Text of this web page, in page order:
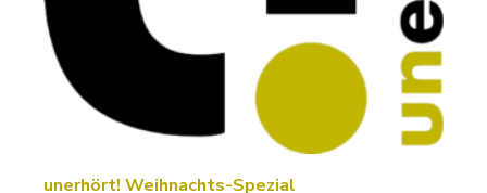
unerhört! Weihnachts-Spezial